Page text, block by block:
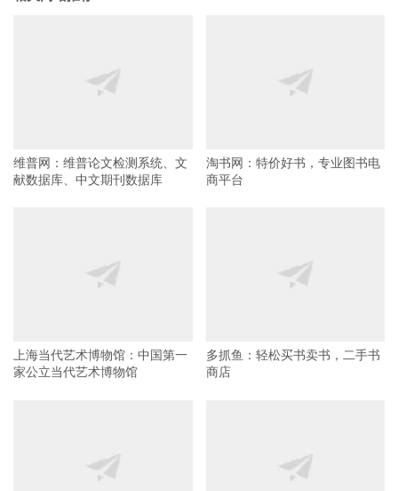
维普网：维普论文检测系统、文
献数据库、中文期刊数据库
淘书网：特价好书，专业图书电
商平台
上海当代艺术博物馆：中国第一
家公立当代艺术博物馆
多抓鱼：轻松买书卖书，二手书
商店